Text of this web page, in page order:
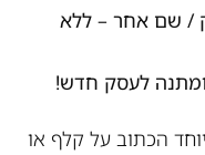
/ שם אחר – ללא
לעסק חדש!
הכתוב על קלף או